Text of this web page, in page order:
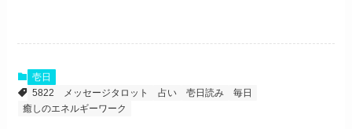
壱日
5822
メッセージタロット 占い 壱日読み
毎日
癒しのエネルギーワーク